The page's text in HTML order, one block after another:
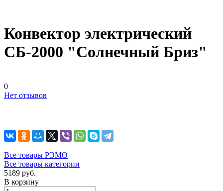
Конвектор электрический
СБ-2000 "Солнечный Бриз"
0
Нет отзывов
Все товары РЭМО
Все товары категории
5189 руб.
В корзину